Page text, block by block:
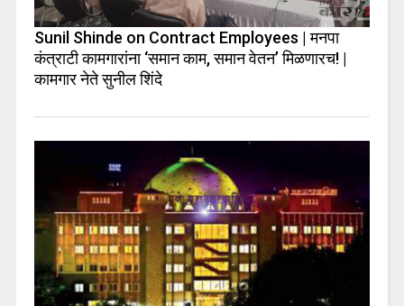
Sunil Shinde on Contract Employees | मनपा
कंत्राटी कामगारांना ‘समान काम, समान वेतन’ मिळणारच! |
कामगार नेते सुनील शिंदे